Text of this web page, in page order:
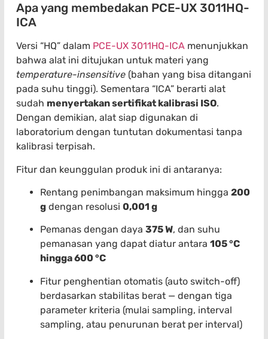
Apa yang membedakan PCE-UX 3011HQ-
ICA
Versi “HQ” dalam PCE-UX 3011HQ-ICA menunjukkan
bahwa alat ini ditujukan untuk materi yang
temperature-insensitive (bahan yang bisa ditangani
pada suhu tinggi). Sementara “ICA” berarti alat
sudah menyertakan sertifikat kalibrasi ISO.
Dengan demikian, alat siap digunakan di
laboratorium dengan tuntutan dokumentasi tanpa
kalibrasi terpisah.
Fitur dan keunggulan produk ini di antaranya:
Rentang penimbangan maksimum hingga 200
g dengan resolusi 0,001 g
Pemanas dengan daya 375 W, dan suhu
pemanasan yang dapat diatur antara 105 °C
hingga 600 °C
Fitur penghentian otomatis (auto switch-off)
berdasarkan stabilitas berat — dengan tiga
parameter kriteria (mulai sampling, interval
sampling, atau penurunan berat per interval)